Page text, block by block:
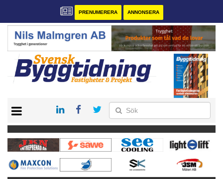
PRENUMERERA ANNONSERA
PRENUMERERA
VÅRA ANDRA MAGASIN
ANNONSERA